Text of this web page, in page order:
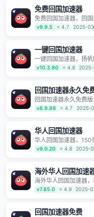
时服务。
免费回国加速器
免费回国加速器，回
运营商专线不卡顿超稳
造，帮助海外华人免
v9.9.5 ⭐ 4.7 2025-
一键回国加速器
一键回国加速器，扬
都在用的音乐视频回
Mac TV VIP 支持多种
艺、哔哩哔哩和优酷视
v10.3.80 ⭐ 4.8
回国加速器永久免
回国加速器永久免费
络，快速开启国内各直
问题；更能加速海量
v8.9.88 ⭐ 4.7 2025-
华人回国加速器
华人回国加速器，150
点 无需注册 一键连接
乐app,快人一步 应用
止第三方对数据进行窃
v9.0.20 ⭐ 4.8 2025-
海外华人回国加速
海外华人回国加速器，
站地区版权限制/网络
的哔哩哔哩专用回国
服7*24小时服务。
v7.85.0 ⭐ 4.9 2025-
回国加速器免费